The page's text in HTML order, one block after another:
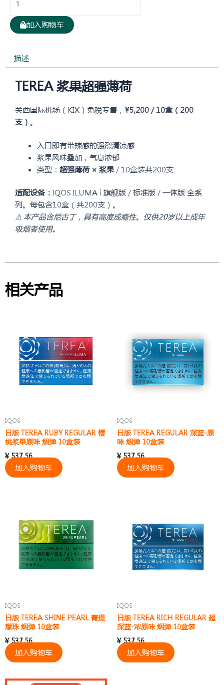
TEREA
BLACK
MENTHOL
黑
紫-
莓
黑
盒
装
量
加入购物车
描述
TEREA 浆果超强薄荷
关西国际机场（KIX）免税专售， ¥5,200 / 10盒（200
支） 。
入口即有带辣感的强烈清凉感
浆果风味叠加，气息浓郁
类型： 超强薄荷 × 浆果/ 10盒装共200支
适配设备： IQOS ILUMA i 旗舰版 / 标准版 / 一体版 全系
列。每包含10盒（共200支）。
⚠️ 本产品含尼古丁，具有高度成瘾性。仅供20岁以上成年
吸烟者使用。
相关产品
IQOS
日版 TEREA RUBY REGULAR 樱
桃浆果原味 烟弹 10盒装
¥537.56
加入购物车
IQOS
日版 TEREA REGULAR 深蓝-原
味 烟弹 10盒装
¥537.56
加入购物车
IQOS
日版 TEREA SHINE PEARL 青提
爆珠 烟弹 10盒装
¥537.56
加入购物车
IQOS
日版 TEREA RICH REGULAR 超
深蓝-浓原味 烟弹 10盒装
¥537.56
加入购物车